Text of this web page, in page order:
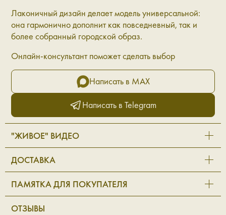
Лаконичный дизайн делает модель универсальной:
она гармонично дополнит как повседневный, так и
более собранный городской образ.
Онлайн-консультант поможет сделать выбор
Написать в MAX
Написать в Telegram
"ЖИВОЕ" ВИДЕО
ДОСТАВКА
ПАМЯТКА ДЛЯ ПОКУПАТЕЛЯ
ОТЗЫВЫ